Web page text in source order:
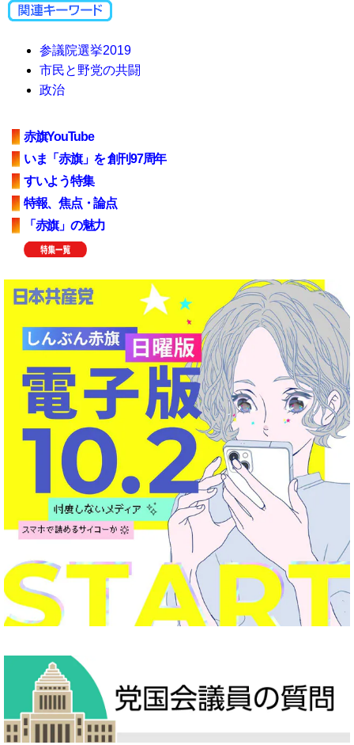
参議院選挙2019
市民と野党の共闘
政治
赤旗YouTube
いま「赤旗」を 創刊97周年
すいよう特集
特報、焦点・論点
「赤旗」の魅力